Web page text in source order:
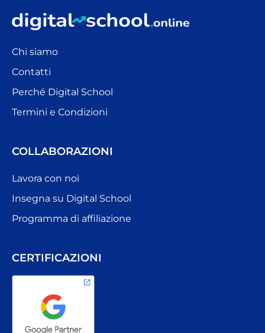
Chi siamo
Contatti
Perché Digital School
Termini e Condizioni
COLLABORAZIONI
Lavora con noi
Insegna su Digital School
Programma di affiliazione
CERTIFICAZIONI